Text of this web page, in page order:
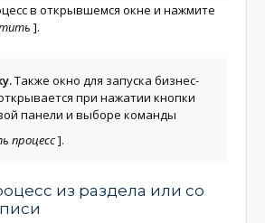
в открывшемся окне и нажмите
].
Также окно для запуска бизнес-
при нажатии кнопки
панели и выборе команды
процесс].
из раздела или со